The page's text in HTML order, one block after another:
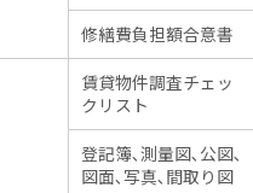
修繕費負担額合意書
賃貸物件調査チェッ
クリスト
登記簿､測量図､公図､
図面､写真､間取り図